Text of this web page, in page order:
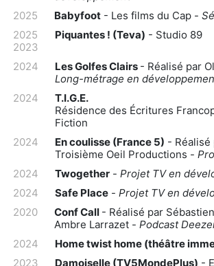
2025
Babyfoot - Les films du Cap -
2025
2023
Piquantes ! (Teva) - Studio 89
2024 Les Golfes Clairs - Réalisé par
Long-métrage en
2024
T.I.G.E.
Résidence des Écritures
Fiction
2024
En coulisse (France 5) -
Troisième Oeil Productions -
2024
Twogether - Projet TV en
2024
Safe Place - Projet TV en
2020
Conf Call - Réalisé par
Ambre Larrazet - Podcast
2024
Home twist home (théâtre
2023
Damoiselle (TV5MondePlus) -